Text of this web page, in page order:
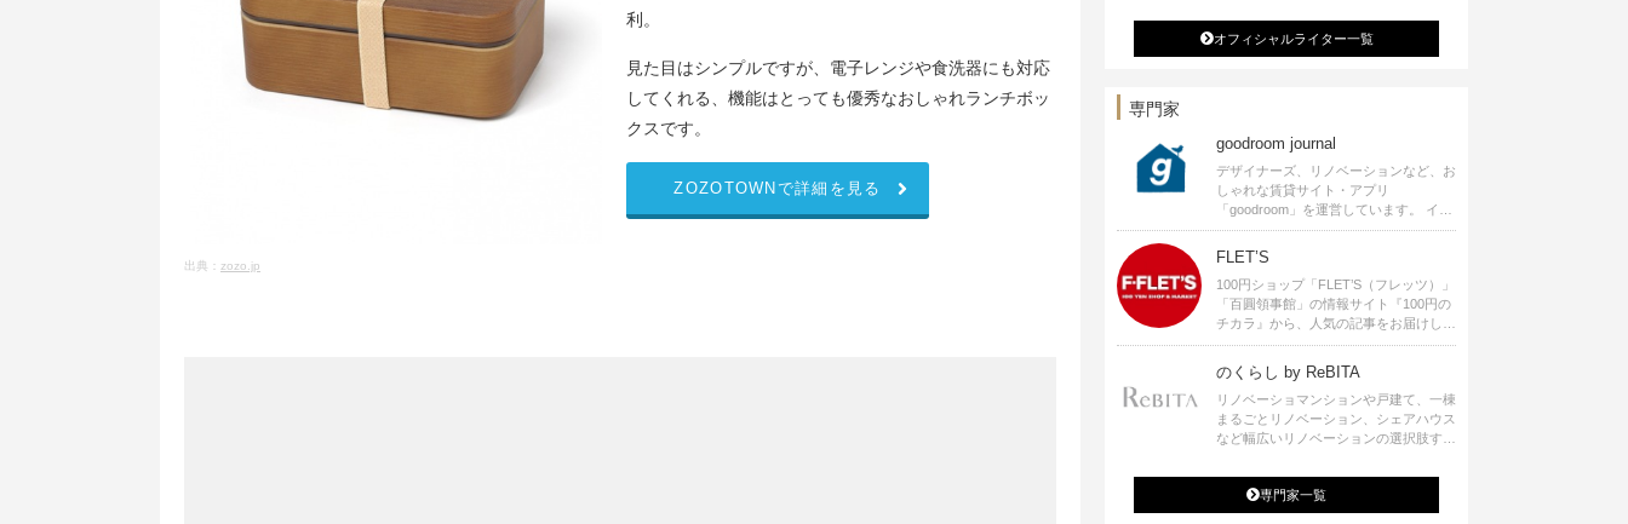
出典： zozo.jp
利。
見た目はシンプルですが、電子レンジや食洗器にも対応
してくれる、機能はとっても優秀なおしゃれランチボッ
クスです。
ZOZOTOWNで詳細を見る
発信中。 著書 なつめさんちの新しい
のになつかしいアンティークな部屋つく
り 雑誌掲載・TV出演・コラム執筆・
オフィシャルライター一覧
専門家
goodroom journal
デザイナーズ、リノベーションなど、お
しゃれな賃貸サイト・アプリ
「goodroom」を運営しています。 イン
テリアや、ひとり暮らし、ふたり暮らし
のアイディアなど、賃貸でも自分らしい
暮らしを楽しむためのヒントをお届けし
ます。
FLET’S
100円ショップ「FLET’S（フレッツ）」
「百圓領事館」の情報サイト『100円の
チカラ』から、人気の記事をお届けしま
す。
のくらし by ReBITA
リノベーショマンションや戸建て、一棟
まるごとリノベーション、シェアハウス
など幅広いリノベーションの選択肢すべ
ジ・シェアスペースなど、「住む」だけ
ではなく「働く」「遊ぶ」「学ぶ」「旅
する」といった領域でも、暮らしや生き
専門家一覧